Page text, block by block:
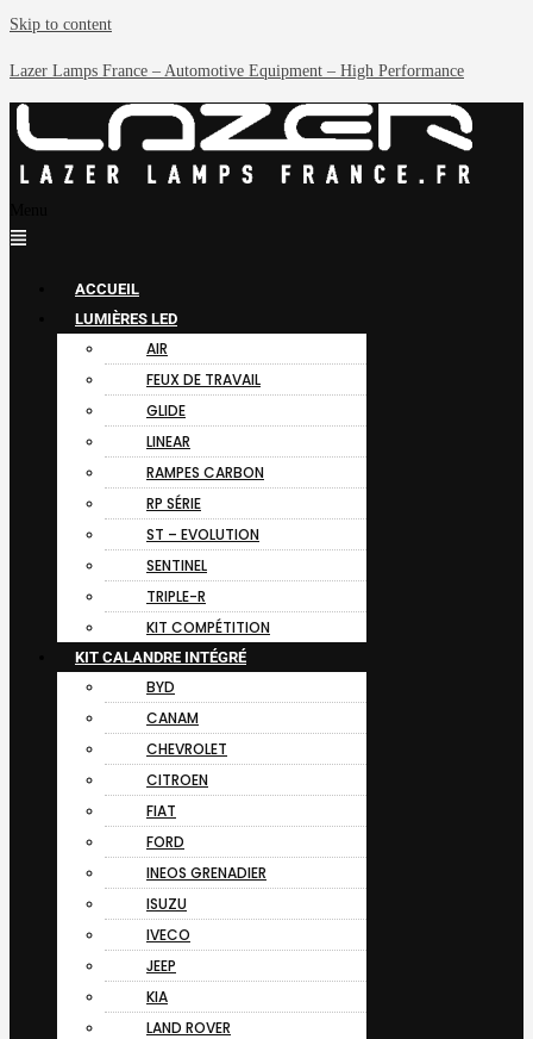
Skip to content
Lazer Lamps France – Automotive Equipment – High Performance
ACCUEIL
LUMIÈRES LED
AIR
FEUX DE TRAVAIL
GLIDE
LINEAR
RAMPES CARBON
RP SÉRIE
ST – EVOLUTION
SENTINEL
TRIPLE-R
KIT COMPÉTITION
KIT CALANDRE INTÉGRÉ
BYD
CANAM
CHEVROLET
CITROEN
FIAT
FORD
INEOS GRENADIER
ISUZU
IVECO
JEEP
KIA
LAND ROVER